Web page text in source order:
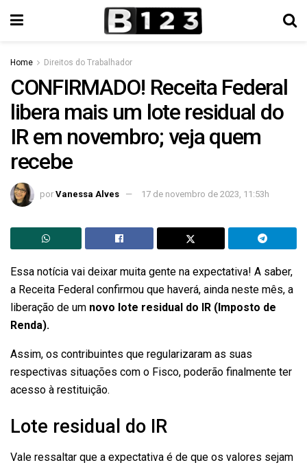
Home Direitos do Trabalhador
CONFIRMADO! Receita Federal
libera mais um lote residual do
IR em novembro; veja quem
recebe
por Vanessa Alves 17 de novembro de 2023, 11:53h
Essa notícia vai deixar muita gente na expectativa! A saber,
a Receita Federal confirmou que haverá, ainda neste mês, a
liberação de um novo lote residual do IR (Imposto de
Renda).
Assim, os contribuintes que regularizaram as suas
respectivas situações com o Fisco, poderão finalmente ter
acesso à restituição.
Lote residual do IR
Vale ressaltar que a expectativa é de que os valores sejam